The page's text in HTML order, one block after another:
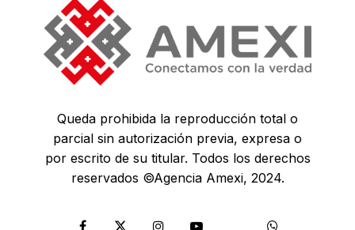
Queda prohibida la reproducción total o
parcial sin autorización previa, expresa o
por escrito de su titular. Todos los derechos
reservados ©Agencia Amexi, 2024.